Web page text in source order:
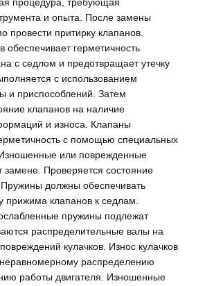
и опыта. После замены
провести притирку клапанов.
обеспечивает герметичность
с седлом и предотвращает утечку
с использованием
и приспособлений. Затем
клапанов на наличие
и износа. Клапаны
с помощью специальных
или поврежденные
замене. Проверяется состояние
должны обеспечивать
прижима клапанов к седлам.
пружины подлежат
распределительные валы на
кулачков. Износ кулачков
распределению
работы двигателя. Изношенные